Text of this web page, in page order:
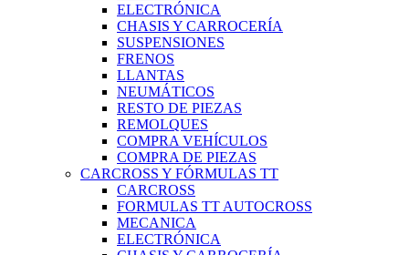
ELECTRÓNICA
CHASIS Y CARROCERÍA
SUSPENSIONES
FRENOS
LLANTAS
NEUMÁTICOS
RESTO DE PIEZAS
REMOLQUES
COMPRA VEHÍCULOS
COMPRA DE PIEZAS
CARCROSS Y FÓRMULAS TT
CARCROSS
FORMULAS TT AUTOCROSS
MECANICA
ELECTRÓNICA